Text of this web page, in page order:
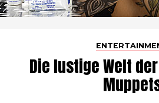
Die lustige Welt